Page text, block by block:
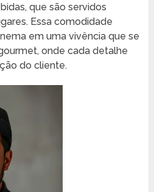
que são servidos
Essa comodidade
em uma vivência que se
onde cada detalhe
do cliente.